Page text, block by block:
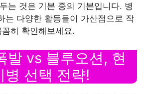
는 것은 기본 중의 기본입니다. 병
는 다양한 활동들이 가산점으로 작
히 확인해보세요.
발 vs 블루오션, 현
병 선택 전략!